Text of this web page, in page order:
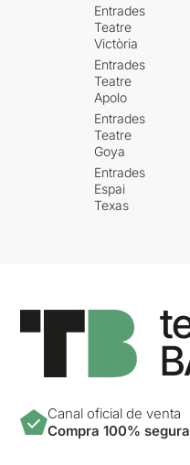
Entrades
Teatre
Victòria
Entrades
Teatre
Apolo
Entrades
Teatre
Goya
Entrades
Espai
Texas
Canal oficial de venta
Compra 100% segura